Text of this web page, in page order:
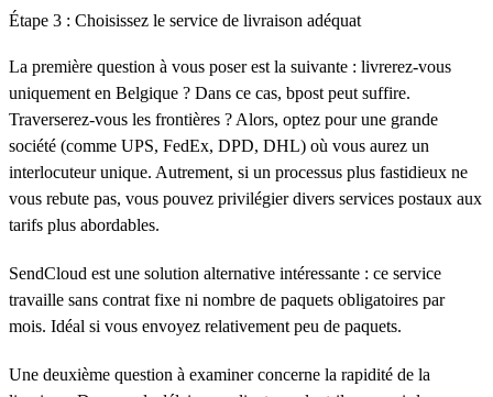
Étape 3 : Choisissez le service de livraison adéquat
La première question à vous poser est la suivante : livrerez-vous
uniquement en Belgique ? Dans ce cas, bpost peut suffire.
Traverserez-vous les frontières ? Alors, optez pour une grande
société (comme UPS, FedEx, DPD, DHL) où vous aurez un
interlocuteur unique. Autrement, si un processus plus fastidieux ne
vous rebute pas, vous pouvez privilégier divers services postaux aux
tarifs plus abordables.
SendCloud est une solution alternative intéressante : ce service
travaille sans contrat fixe ni nombre de paquets obligatoires par
mois. Idéal si vous envoyez relativement peu de paquets.
Une deuxième question à examiner concerne la rapidité de la